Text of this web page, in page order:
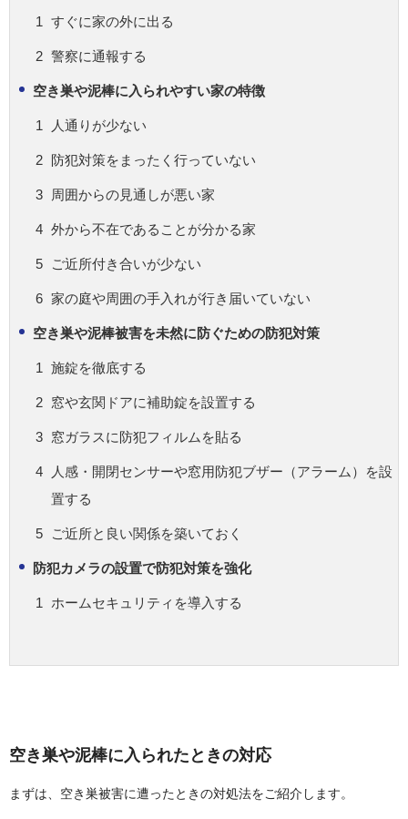
すぐに家の外に出る
警察に通報する
空き巣や泥棒に入られやすい家の特徴
人通りが少ない
防犯対策をまったく行っていない
周囲からの見通しが悪い家
外から不在であることが分かる家
ご近所付き合いが少ない
家の庭や周囲の手入れが行き届いていない
空き巣や泥棒被害を未然に防ぐための防犯対策
施錠を徹底する
窓や玄関ドアに補助錠を設置する
窓ガラスに防犯フィルムを貼る
人感・開閉センサーや窓用防犯ブザー（アラーム）を設
置する
ご近所と良い関係を築いておく
防犯カメラの設置で防犯対策を強化
ホームセキュリティを導入する
空き巣や泥棒に入られたときの対応
まずは、空き巣被害に遭ったときの対処法をご紹介します。